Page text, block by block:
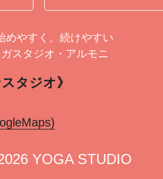
めやすく、続けやすい
スタジオ・アルモニ
タジオ》
YOGA STUDIO